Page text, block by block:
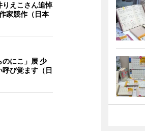
りえこさん追悼
家競作（日本
にこ」展 少
び覚ます（日